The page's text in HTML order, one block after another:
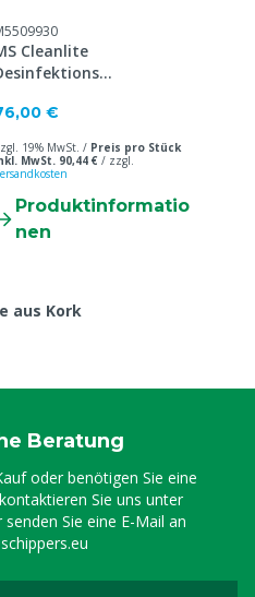
Cleanlite
€
19% MwSt. / Preis pro Stück
MwSt. 90,44 € / zzgl.
Produktinformatio
nen
aus Kork
Beratung
oder benötigen Sie eine
Sie uns unter
senden Sie eine E-Mail an